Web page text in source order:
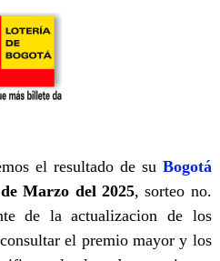
el resultado de su Bogotá
Marzo del 2025, sorteo no.
de la actualizacion de los
el premio mayor y los